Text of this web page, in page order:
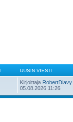
UUSIN VIESTI
Kirjoittaja RobertDiavy
05.08.2026 11:26